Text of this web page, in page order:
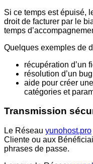
Si ce temps est épuisé,
droit de facturer par le
temps
Quelques exemples de
récupération d’un
résolution d’un
aide pour créer
catégories et
Transmission
Le Réseau yunohost.pro
Cliente ou aux
phrases de passe.